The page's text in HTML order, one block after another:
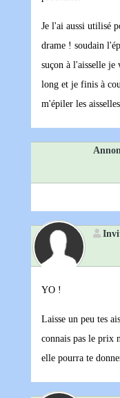
Je l'ai aussi utilisé
drame ! soudain
suçon à l'aisselle je
long et je finis à
m'épiler les
YO !
Laisse un peu tes
connais pas le prix
elle pourra te